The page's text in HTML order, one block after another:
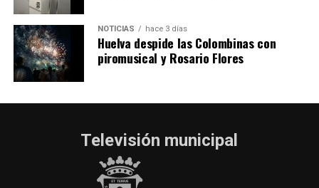
NOTICIAS hace 3 días
Huelva despide las Colombinas con
piromusical y Rosario Flores
Televisión municipal